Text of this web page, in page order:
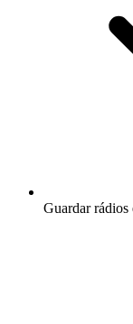
Guardar rádios